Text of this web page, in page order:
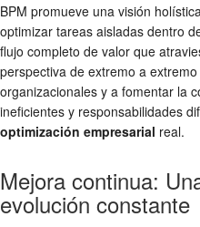
BPM promueve una visión
optimizar tareas aisladas dentro
flujo completo de valor que
perspectiva de extremo a
organizacionales y a fomentar la
ineficientes y responsabilidades
optimización empresarial real.
Mejora continua:
evolución constante